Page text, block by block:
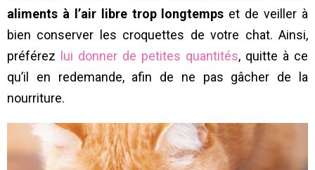
aliments à l’air libre trop longtemps et de veiller à
bien conserver les croquettes de votre chat. Ainsi,
préférez
lui donner de petites quantités, quitte à ce
qu’il en redemande, afin de ne pas gâcher de la
nourriture.